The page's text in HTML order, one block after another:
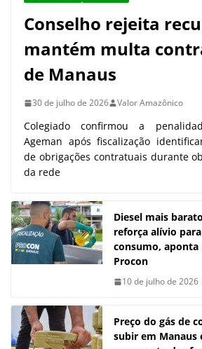
Conselho rejeita
mantém multa
de Manaus
30 de julho de 2026 Valor Amazônico
Colegiado confirmou a
Ageman após fiscalização
de obrigações contratuais durante
da rede
Diesel mais
reforça alívio
consumo, aponta
Procon
10 de julho de 2026
Preço do gás de
subir em Manaus